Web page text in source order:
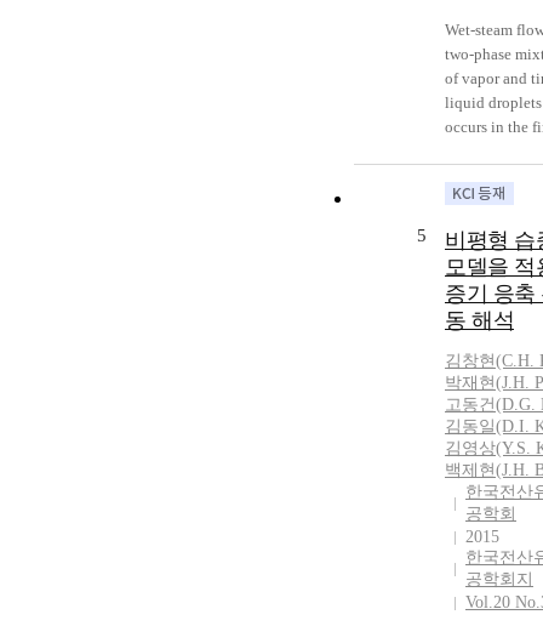
was
in house code
Flow and it
applied to
calculations of
with changing
stator/rotor
The results
that mixing
method is not
appropriate to
simulate steam
frozen rotor
can be
relative
between a
a rotor.
steady wet-
flows with
equilibrium
transition were
simulated for a
steam turbine
Wet-steam
two-phase
of vapor and
liquid
occurs in the
turbine
droplets are
by the non-
equilibrium
condensation
condensation
steam releases
significant
of latent heat
flow. As a
flow velocity
reduced and it
affects the
of the steam
Since it is
difficult to
5
비평형 습
모델을 적
증기 응축
동 해석
김창현(C.H.
박재현(J.H.
고동건(D.G.
김동일(D.I.
김영상(Y.S.
백제현(J.H.
한국전산
공학회
2015
한국전산
공학회지
Vol.20